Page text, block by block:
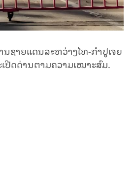
າຍ​ແດນ​ລະ​ຫວ່າງໄທ-ກຳ​ປູ​ເຈຍ​
ດ​ດ່ານ​ຕາມ​ຄວາມ​ເໝາະ​ສົມ.